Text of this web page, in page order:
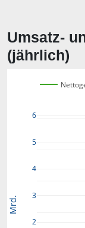
Umsatz-
(jährlich)
2
3
4
5
6
Mrd.